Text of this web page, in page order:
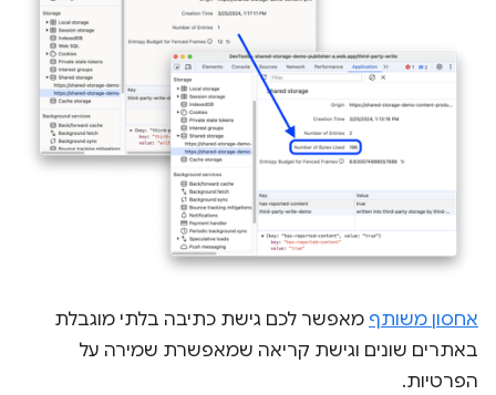
אחסון משותף מאפשר לכם גישת כתיבה בלתי מוגבלת
באתרים שונים וגישת קריאה שמאפשרת שמירה על
הפרטיות.